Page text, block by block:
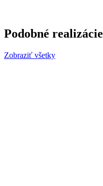
Podobné realizácie
Zobraziť všetky